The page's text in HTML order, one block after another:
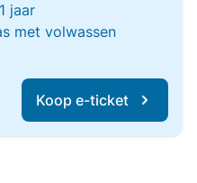
jaar
met volwassen
Koop e-ticket